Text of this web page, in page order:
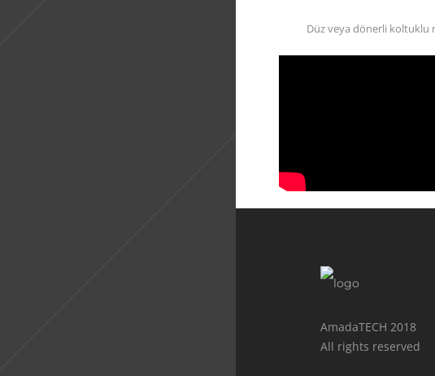
Düz veya dönerli koltuklu
AmadaTECH 2018
All rights reserved